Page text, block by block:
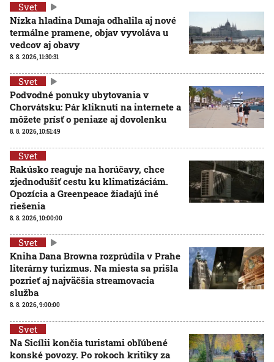
Svet
Nízka hladina Dunaja odhalila aj nové
termálne pramene, objav vyvoláva u
vedcov aj obavy
8. 8. 2026, 11:30:31
Svet
Podvodné ponuky ubytovania v
Chorvátsku: Pár kliknutí na internete a
môžete prísť o peniaze aj dovolenku
8. 8. 2026, 10:51:49
Svet
Rakúsko reaguje na horúčavy, chce
zjednodušiť cestu ku klimatizáciám.
Opozícia a Greenpeace žiadajú iné
riešenia
8. 8. 2026, 10:00:00
Svet
Kniha Dana Browna rozprúdila v Prahe
literárny turizmus. Na miesta sa prišla
pozrieť aj najväčšia streamovacia
služba
8. 8. 2026, 9:00:00
Svet
Na Sicílii končia turistami obľúbené
konské povozy. Po rokoch kritiky za